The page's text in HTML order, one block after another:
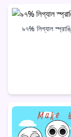
৯৭% লিগ্যাল